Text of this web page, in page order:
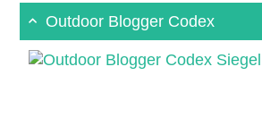
Outdoor Blogger Codex